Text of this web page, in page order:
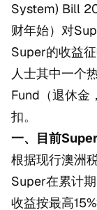
System) Bill
财年始）对
Super的收益
人士其中一个
Fund（退休金
扣。
一、目前
根据现行澳洲
Super在累计
收益按最高